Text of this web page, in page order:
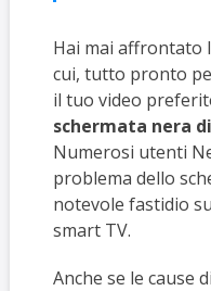
Hai mai affrontato
cui, tutto pronto
il tuo video
schermata nera
Numerosi utenti
problema dello
notevole fastidio
smart TV.
Anche se le cause